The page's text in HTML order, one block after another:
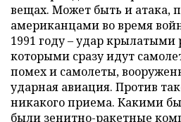
вещах. Может быть и атака,
американцами во время
1991 году – удар крылатыми
которыми сразу идут
помех и самолеты,
ударная авиация. Против
никакого приема. Какими
были зенитно-ракетные